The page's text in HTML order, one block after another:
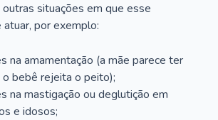
situações em que esse
por exemplo:
na amamentação (a mãe parece ter
bebê rejeita o peito);
na mastigação ou deglutição em
e idosos;